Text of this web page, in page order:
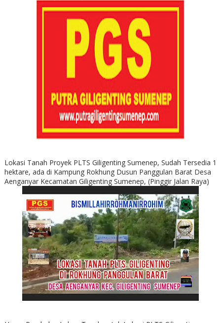
Lokasi Tanah Proyek PLTS Giligenting Sumenep, Sudah Tersedia 1
hektare, ada di Kampung Rokhung Dusun Panggulan Barat Desa
Aenganyar Kecamatan Giligenting Sumenep, (Pinggir Jalan Raya)